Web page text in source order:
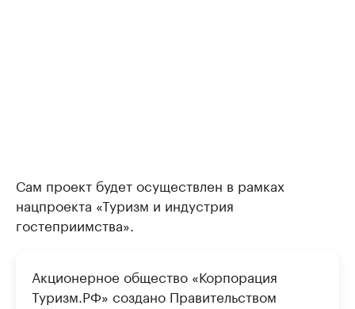
Сам проект будет осуществлен в рамках
нацпроекта «Туризм и индустрия
гостеприимства».
Акционерное общество «Корпорация
Туризм.РФ» создано Правительством